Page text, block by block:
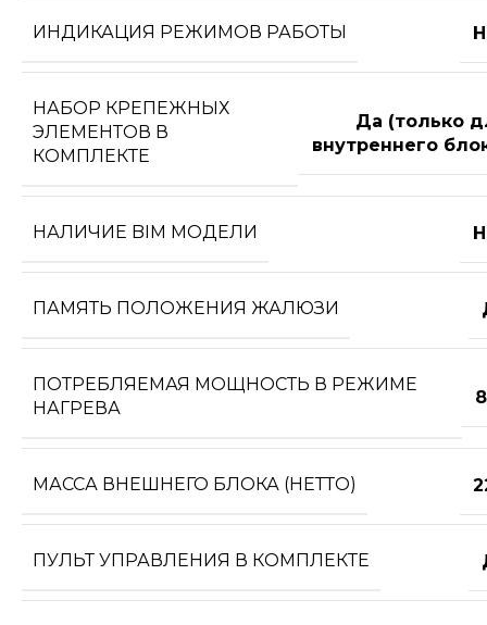
ИНДИКАЦИЯ РЕЖИМОВ РАБОТЫ
НАБОР КРЕПЕЖНЫХ
ЭЛЕМЕНТОВ В
КОМПЛЕКТЕ
Да (только
внутреннего
НАЛИЧИЕ BIM МОДЕЛИ
ПАМЯТЬ ПОЛОЖЕНИЯ ЖАЛЮЗИ
ПОТРЕБЛЯЕМАЯ МОЩНОСТЬ В РЕЖИМЕ
НАГРЕВА
МАССА ВНЕШНЕГО БЛОКА (НЕТТО)
ПУЛЬТ УПРАВЛЕНИЯ В КОМПЛЕКТЕ